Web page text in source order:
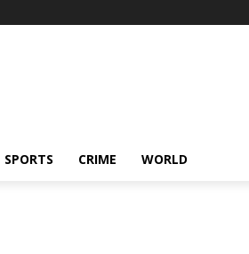
SPORTS CRIME WORLD